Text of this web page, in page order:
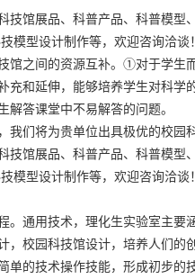
技馆展品、科普产品、科普模
模型设计制作等，欢迎咨询洽谈！
馆之间的资源互补。①对于学生
和延伸，能够培养学生对科
答课堂中不易解答的问题。
我们将为贵单位出具极优的校园
技馆展品、科普产品、科普模
模型设计制作等，欢迎咨询洽谈！
通用技术，理化生实验室主要
， 校园科技馆设计，培养人们的
单的技术操作技能，形成初步